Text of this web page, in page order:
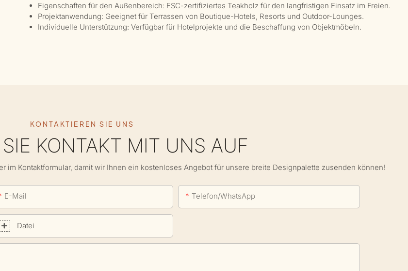
Eigenschaften für den Außenbereich: FSC-zertifiziertes Teakholz für den langfristigen Einsatz im Freien.
Projektanwendung: Geeignet für Terrassen von Boutique-Hotels, Resorts und Outdoor-Lounges.
Individuelle Unterstützung: Verfügbar für Hotelprojekte und die Beschaffung von Objektmöbeln.
KONTAKTIEREN SIE UNS
KONTAKT MIT UNS AUF
im Kontaktformular, damit wir Ihnen ein kostenloses Angebot für unsere breite Designpalette zusenden können!
E-Mail Telefon/WhatsApp
Datei